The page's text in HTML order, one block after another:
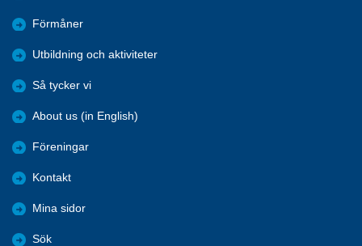
Förmåner
Utbildning och aktiviteter
Så tycker vi
About us (in English)
Föreningar
Kontakt
Mina sidor
Sök